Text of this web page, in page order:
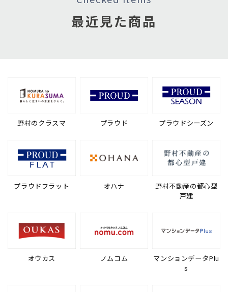
最近見た商品
野村のクラスマ プラウド プラウドシーズン
プラウドフラット オハナ
野村不動産の都心型
戸建
オウカス ノムコム
マンションデータPlu
s